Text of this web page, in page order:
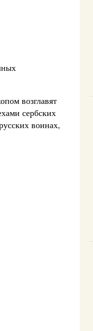
возглавят
сербских
воинах,